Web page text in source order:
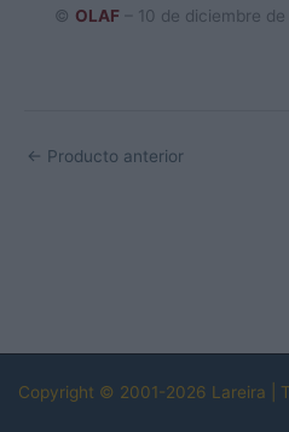
© OLAF – 10 de diciembre
← Producto anterior
Copyright © 2001-2026 Lareira |